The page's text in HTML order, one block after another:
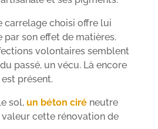
carrelage choisi offre lui
par son effet de matières.
volontaires semblent
passé, un vécu. Là encore
présent.
sol, un béton ciréneutre
cette rénovation de